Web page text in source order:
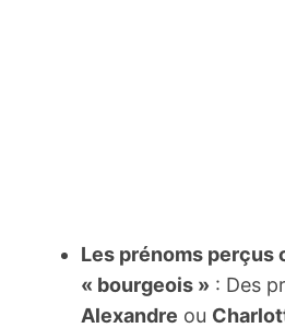
Les prénoms perçus
« bourgeois » : Des
Alexandre ou